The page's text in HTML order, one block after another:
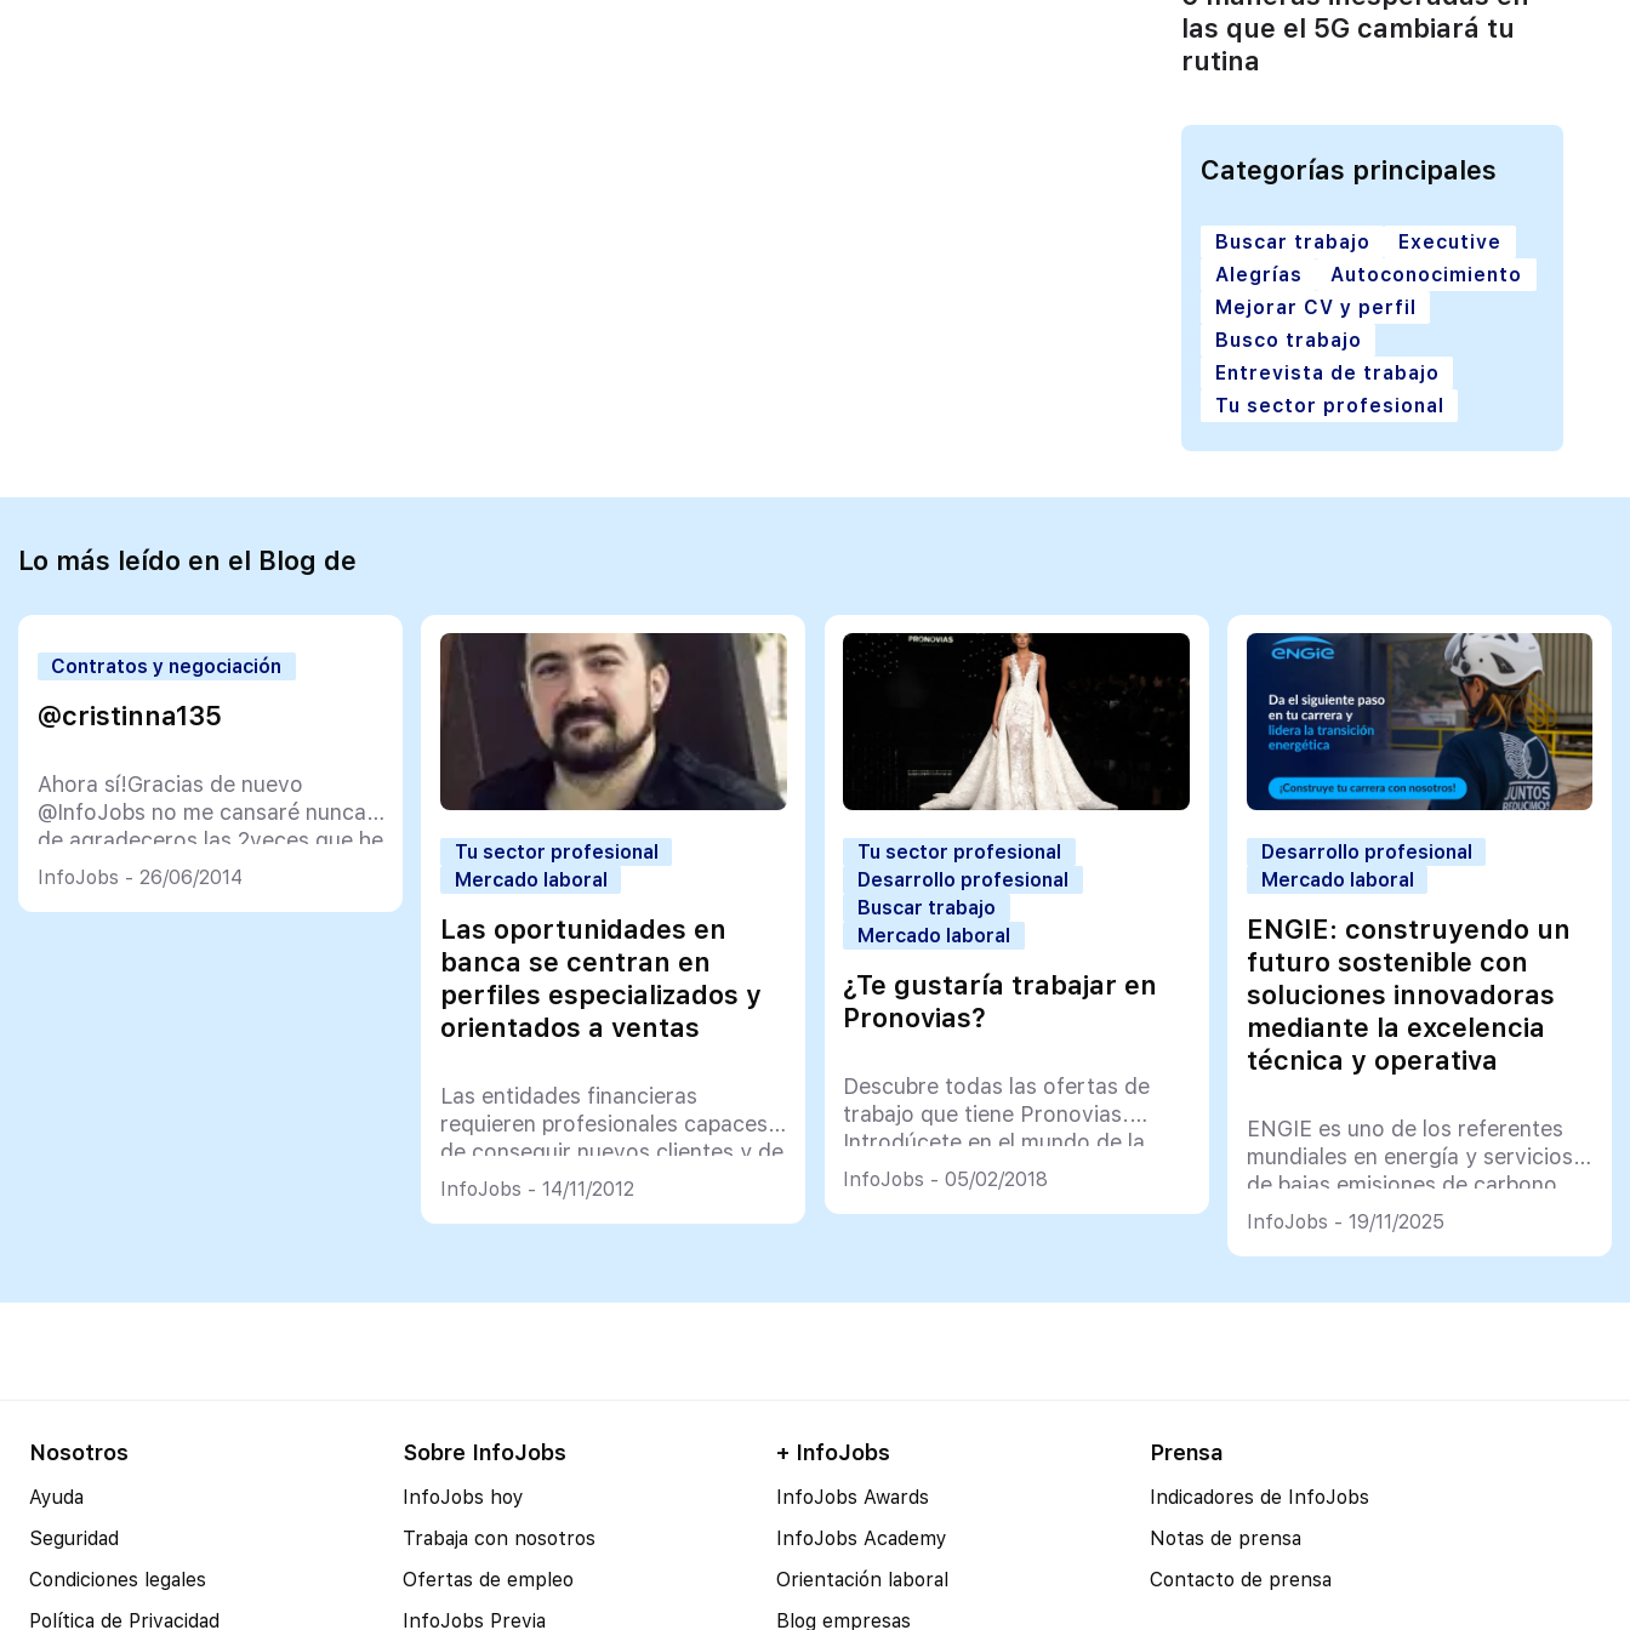
las que el 5G cambiará tu
rutina
Categorías principales
Buscar trabajo
Executive
Alegrías
Autoconocimiento
Mejorar CV y perfil
Busco trabajo
Entrevista de trabajo
Tu sector profesional
Lo más leído en el Blog de
Contratos y negociación
@cristinna135
Ahora sí!Gracias de nuevo
@InfoJobs no me cansaré nunca
de agradeceros las 2veces que he
trabajado gracias a vosotros
pic.twitter.com/QXlRsRc9NV —
InfoJobs - 26/06/2014
Tu sector profesional
Mercado laboral
Las oportunidades en
banca se centran en
perfiles especializados y
orientados a ventas
Las entidades financieras
requieren profesionales capaces
de conseguir nuevos clientes y de
gestionar el riesgo y la devolución
de los créditos
InfoJobs - 14/11/2012
Tu sector profesional
Desarrollo profesional
Buscar trabajo
Mercado laboral
¿Te gustaría trabajar en
Pronovias?
Descubre todas las ofertas de
trabajo que tiene Pronovias.
Introdúcete en el mundo de la
moda y del sector nupcial.
Trabajar en Pronovias
InfoJobs - 05/02/2018
Desarrollo profesional
Mercado laboral
ENGIE: construyendo un
futuro sostenible con
soluciones innovadoras
mediante la excelencia
técnica y operativa
ENGIE es uno de los referentes
mundiales en energía y servicios
de bajas emisiones de carbono
que tiene como propósito
acelerar la transición energética
InfoJobs - 19/11/2025
Nosotros
Ayuda
Seguridad
Condiciones legales
Política de Privacidad
Sobre InfoJobs
InfoJobs hoy
Trabaja con nosotros
Ofertas de empleo
InfoJobs Previa
+ InfoJobs
InfoJobs Awards
InfoJobs Academy
Orientación laboral
Blog empresas
Prensa
Indicadores de InfoJobs
Notas de prensa
Contacto de prensa